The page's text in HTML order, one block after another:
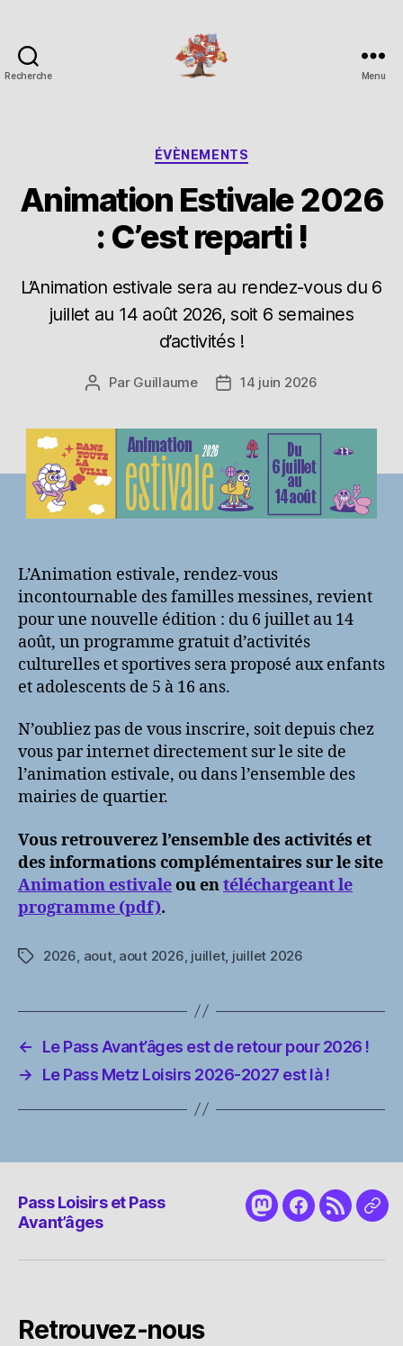
Recherche Menu
Catégories
ÉVÈNEMENTS
Animation Estivale 2026
: C’est reparti !
L’Animation estivale sera au rendez-vous du 6
juillet au 14 août 2026, soit 6 semaines
d’activités !
Auteur
Par Guillaume
Date14 juin 2026
L’Animation estivale, rendez-vous
incontournable des familles messines, revient
pour une nouvelle édition : du 6 juillet au 14
août, un programme gratuit d’activités
culturelles et sportives sera proposé aux enfants
et adolescents de 5 à 16 ans.
N’oubliez pas de vous inscrire, soit depuis chez
vous par internet directement sur le site de
l’animation estivale, ou dans l’ensemble des
mairies de quartier.
Vous retrouverez l’ensemble des activités et
des informations complémentaires sur le site
Animation estivaleou entéléchargeant le
programme (pdf).
Étiquettes
2026 aout, aout 2026 juillet, juillet 2026
←
Le Pass Avant’âges est de retour pour 2026 !
→
Le Pass Metz Loisirs 2026-2027 est là !
Pass Loisirs et Pass
Avant’âges
MastodonFacebook
RSS
Retrouvez-nous